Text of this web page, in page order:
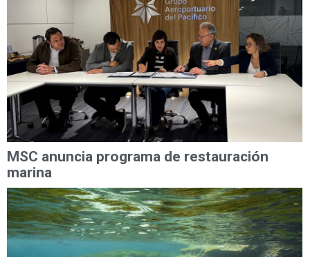
MSC anuncia programa de restauración
marina